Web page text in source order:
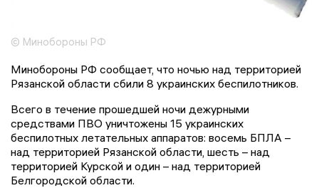
© Минобороны РФ
Минобороны РФ сообщает, что ночью над территорией
Рязанской области сбили 8 украинских беспилотников.
Всего в течение прошедшей ночи дежурными
средствами ПВО уничтожены 15 украинских
беспилотных летательных аппаратов: восемь БПЛА –
над территорией Рязанской области, шесть – над
территорией Курской и один – над территорией
Белгородской области.